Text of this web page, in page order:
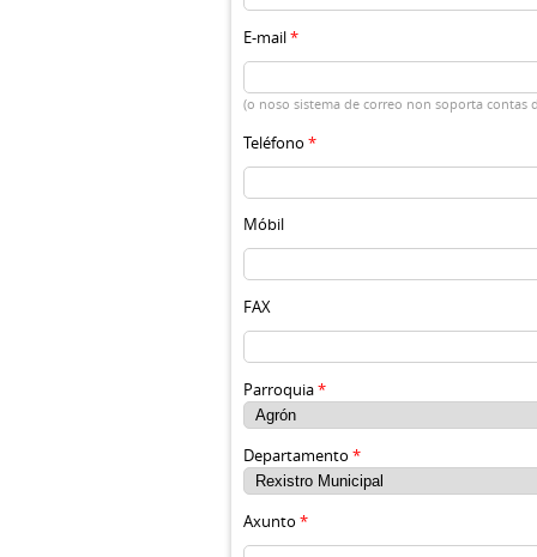
E-mail*
(o noso sistema de correo non soporta contas
Teléfono *
Móbil
FAX
Parroquia*
Departamento *
Axunto *